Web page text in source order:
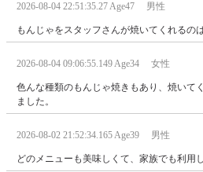
2026-08-04 22:51:35.27 Age47 男性
もんじゃをスタッフさんが焼いてくれるの
2026-08-04 09:06:55.149 Age34 女性
色んな種類のもんじゃ焼きもあり、焼いて
ました。
2026-08-02 21:52:34.165 Age39 男性
どのメニューも美味しくて、家族でも利用